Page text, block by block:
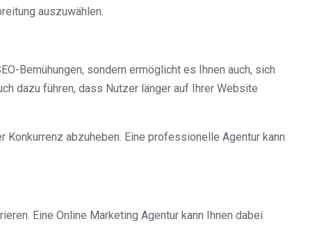
auszuwählen.
Bemühungen, sondern ermöglicht es Ihnen auch, sich
dazu führen, dass Nutzer länger auf Ihrer Website
abzuheben. Eine professionelle Agentur kann
Eine Online Marketing Agentur kann Ihnen dabei